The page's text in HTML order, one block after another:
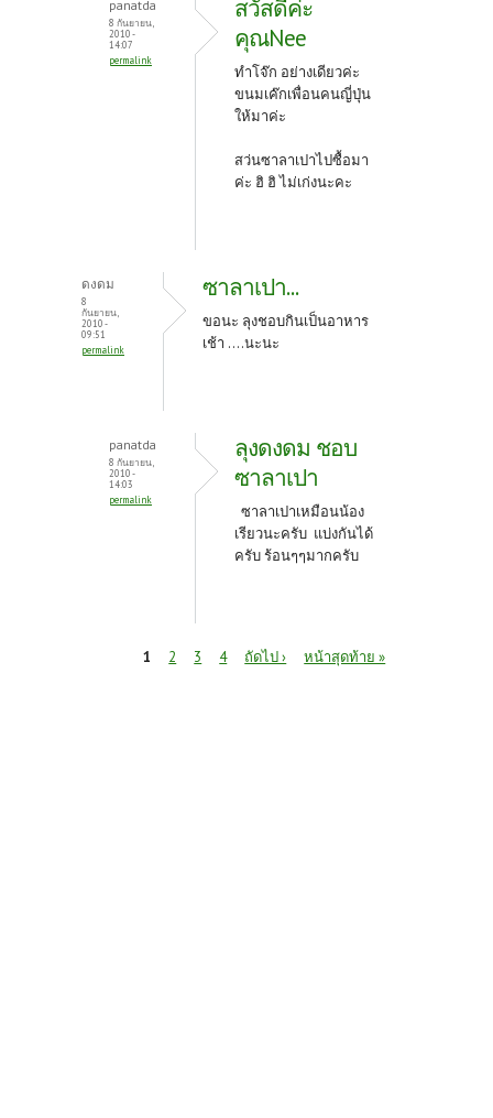
panatda
8 กันยายน,
2010 -
14:07
permalink
สวัสดีค่ะ
คุณNee
ทำโจ๊ก อย่างเดียวค่ะ
ขนมเค๊กเพื่อนคนญี่ปุ่น
ให้มาค่ะ
สว่นซาลาเปาไปซื้อมา
ค่ะ ฮิ ฮิ ไม่เก่งนะคะ
ดงดม
8
กันยายน,
2010 -
09:51
permalink
ซาลาเปา...
ขอนะ ลุงชอบกินเป็นอาหาร
เช้า ....นะนะ
panatda
8 กันยายน,
2010 -
14:03
permalink
ลุงดงดม ชอบ
ซาลาเปา
ซาลาเปาเหมือนน้อง
เรียวนะครับ แบ่งกันได้
ครับ ร้อนๆๆมากครับ
1 2 3 4 ถัดไป › หน้าสุดท้าย »